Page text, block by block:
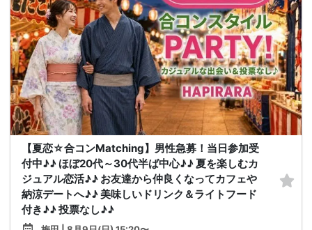
【夏恋☆合コンMatching】男性急募！当日参加受
付中♪♪ ほぼ20代～30代半ば中心♪♪ 夏を楽しむカ
ジュアル恋活♪♪ お友達から仲良くなってカフェや
納涼デートへ♪♪ 美味しいドリンク＆ライトフード
付き♪♪ 投票なし♪♪